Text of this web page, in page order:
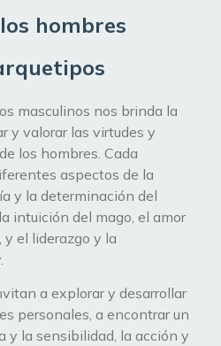
hombres
masculinos nos brinda la
y valorar las virtudes y
los hombres. Cada
aspectos de la
y la determinación del
intuición del mago, el amor
el liderazgo y la
a explorar y desarrollar
personales, a encontrar un
y la sensibilidad, la acción y